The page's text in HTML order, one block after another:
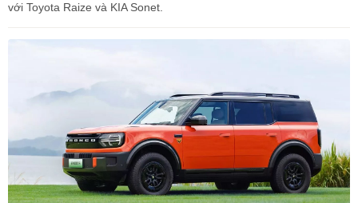
với Toyota Raize và KIA Sonet.